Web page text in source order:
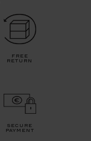
free
return
secure
payment